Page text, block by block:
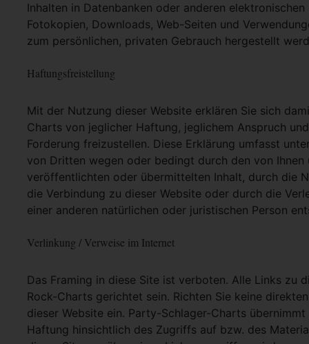
Inhalten in Datenbanken oder anderen
Fotokopien, Downloads, Web-Seiten und
zum persönlichen, privaten Gebrauch hergestellt
Haftungsfreistellung
Mit der Nutzung dieser Website erklären Sie sich
Charts von jeglicher Haftung, jeglichem Anspruch
Forderung freizustellen. Diese Erklärung umfasst
von Dritten wegen oder bedingt durch den von Ihnen
veröffentlichten oder übermittelten Inhalt, durch die
die Verbindung zu dieser Website oder durch die
einer anderen natürlichen oder juristischen Person
Verlinkung / Verweise im Internet
Das Framing in diese Site ist verboten. Alle Links zu
Rock-Charts gerichtet sein. Richten Sie keine
dieser Website ein. Party-Schlager-Charts
Haftung hinsichtlich des Zugriffs auf bzw. des